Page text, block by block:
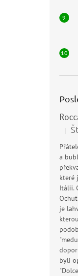
|
a
které
Itálii.
je
byli